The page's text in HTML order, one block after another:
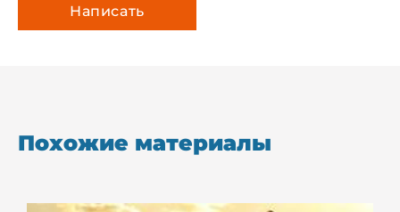
Похожие материалы